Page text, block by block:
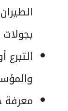
التبرع
معرفة